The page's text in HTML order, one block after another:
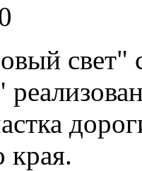
свет"
края.